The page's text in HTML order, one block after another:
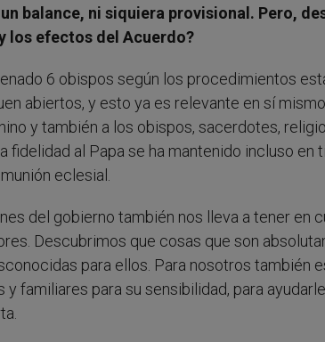
balance, ni siquiera provisional. Pero,
los efectos del Acuerdo?
6 obispos según los procedimientos
abiertos, y esto ya es relevante en sí
y también a los obispos, sacerdotes,
fidelidad al Papa se ha mantenido incluso
eclesial.
del gobierno también nos lleva a tener en
Descubrimos que cosas que son
para ellos. Para nosotros también
familiares para su sensibilidad, para